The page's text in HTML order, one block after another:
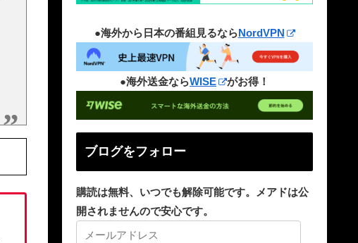
●海外から日本の番組見るならNordVPN
●海外送金ならWISE がお得！
ブログをフォロー
購読は無料、いつでも解除可能です。メアドは公
開されませんので安心です。